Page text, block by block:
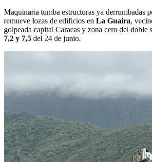
Maquinaria tumba estructuras ya derrumbadas
remueve lozas de edificios en La Guaira,
golpeada capital Caracas y zona cero del doble
7,2 y 7,5 del 24 de junio.